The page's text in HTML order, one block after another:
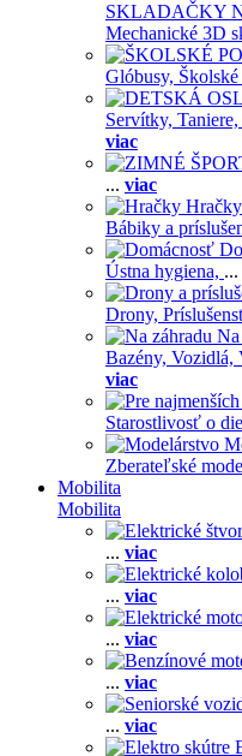
SKLADAČKY
Mechanické 3D
Glóbusy, Školské
Servítky, Taniere,
viac
... viac
Hračky
Bábiky a
Ústna hygiena, ...
Drony,
Na
Bazény, Vozidlá,
viac
Starostlivosť o
Zberateľské
Mobilita
Mobilita
... viac
... viac
... viac
... viac
... viac